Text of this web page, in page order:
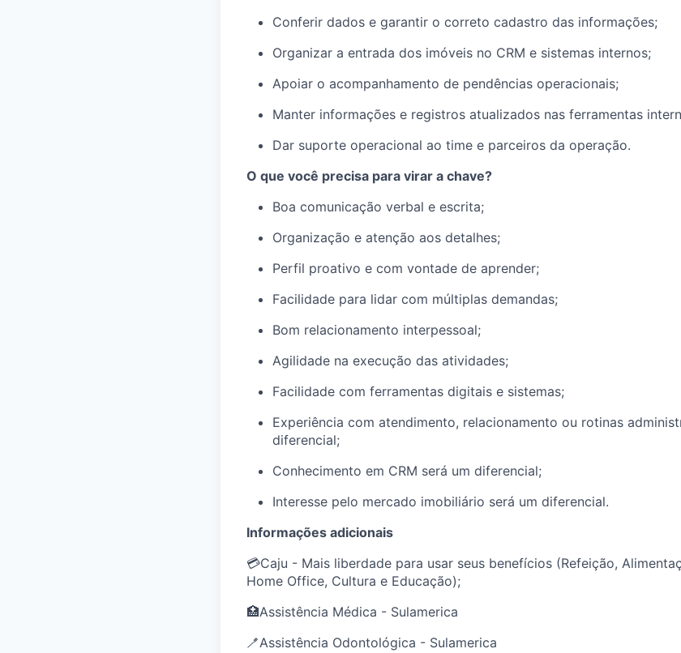
Conferir dados e garantir o correto cadastro das informações;
Organizar a entrada dos imóveis no CRM e sistemas internos;
Apoiar o acompanhamento de pendências operacionais;
Manter informações e registros atualizados nas ferramentas
Dar suporte operacional ao time e parceiros da operação.
O que você precisa para virar a chave?
Boa comunicação verbal e escrita;
Organização e atenção aos detalhes;
Perfil proativo e com vontade de aprender;
Facilidade para lidar com múltiplas demandas;
Bom relacionamento interpessoal;
Agilidade na execução das atividades;
Facilidade com ferramentas digitais e sistemas;
Experiência com atendimento, relacionamento ou rotinas
diferencial;
Conhecimento em CRM será um diferencial;
Interesse pelo mercado imobiliário será um diferencial.
Informações adicionais
💳Caju - Mais liberdade para usar seus benefícios (Refeição,
Home Office, Cultura e Educação);
🏥Assistência Médica - Sulamerica
🪥Assistência Odontológica - Sulamerica